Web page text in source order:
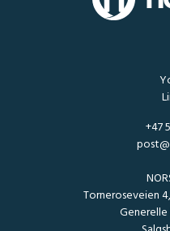
+47
Torneroseveien